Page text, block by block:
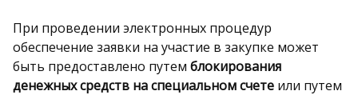
При проведении электронных процедур
обеспечение заявки на участие в закупке может
быть предоставлено путем блокирования
денежных средств на специальном счете или путем